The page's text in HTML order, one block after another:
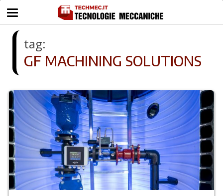
tag:
GF MACHINING SOLUTIONS